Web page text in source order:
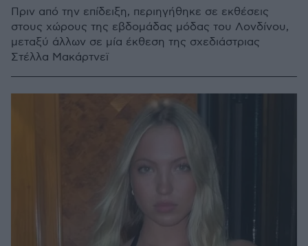
Πριν από την επίδειξη, περιηγήθηκε σε εκθέσεις
στους χώρους της εβδομάδας μόδας του Λονδίνου,
μεταξύ άλλων σε μία έκθεση της σχεδιάστριας
Στέλλα Μακάρτνεϊ